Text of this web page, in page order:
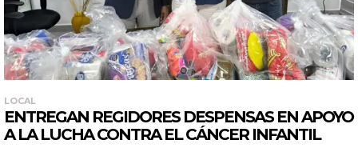
LOCAL
ENTREGAN REGIDORES DESPENSAS EN APOYO
A LA LUCHA CONTRA EL CÁNCER INFANTIL